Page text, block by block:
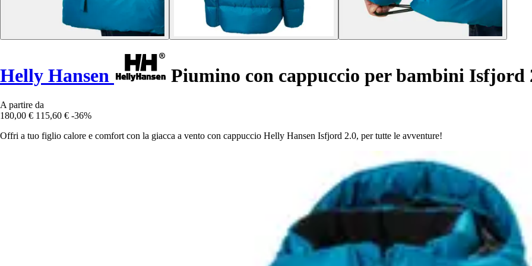
Helly Hansen Piumino con cappuccio per bambini Isfjord
A partire da
180,00 € 115,60 € -36%
Offri a tuo figlio calore e comfort con la giacca a vento con cappuccio Helly Hansen Isfjord 2.0, per tutte le avventure!